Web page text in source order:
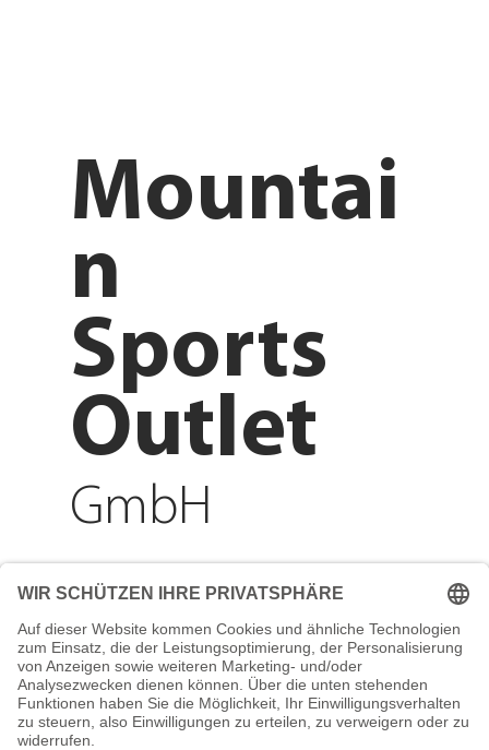
Adresse
Reichenberger Str. 1
84130 Dingolfing
Telefon
Mountai
n
Sports
Outlet
GmbH